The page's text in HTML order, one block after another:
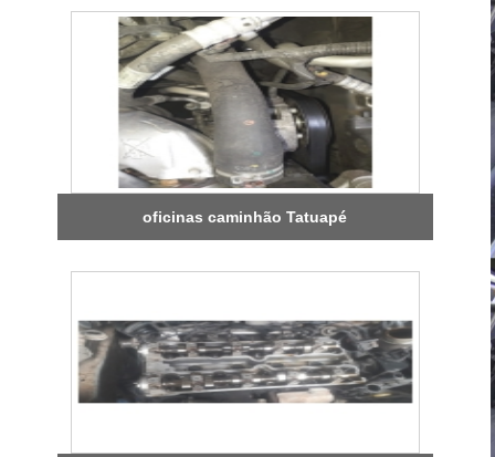
oficinas caminhão Tatuapé